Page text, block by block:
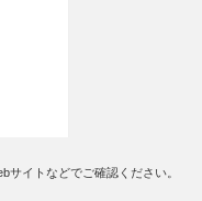
イトなどでご確認ください。